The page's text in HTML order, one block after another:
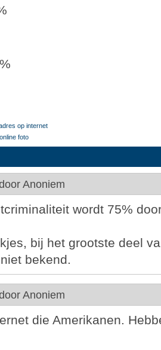
op internet
foto
Anoniem
wordt 75%
bij het grootste deel
bekend.
Anoniem
die Amerikanen.